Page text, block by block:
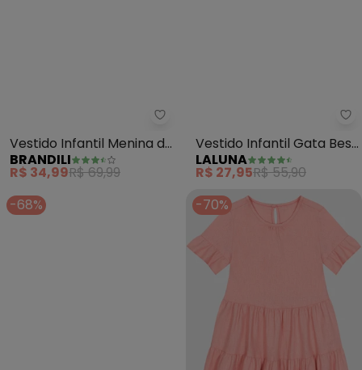
Brandili - Vestido Infantil
Vestido Infantil Menina de
Florzinhas (Rosa)
BRANDILI
R$ 34,99R$ 69,99
Vestido Infantil Gata Best
Friends (Rosa)
LALUNA
R$ 27,95R$ 55,90
-68%
-70%